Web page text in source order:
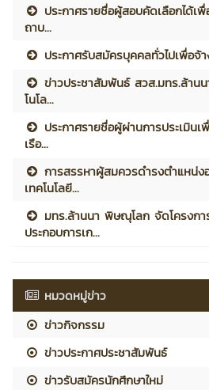
ประกาศรายชื่อผู้สอบคัดเลือกได้เ
ถาบ...
ประกาศรับสมัครบุคคลทั่วไปเพื่อจ้
ข่าวประชาสัมพันธ์ สวส.มทร.ล้าน
โนโล...
ประกาศรายชื่อผู้ผ่านการประเมิน
เรือ...
การสรรหาผู้สมควรดำรงตำแหน่
เทคโนโลยี...
มทร.ล้านนา พิษณุโลก จัดโครง
ประกอบการเก...
หมวดหมู่ข่าว
ข่าวกิจกรรม
ข่าวประกาศประชาสัมพันธ์
ข่าวรับสมัครนักศึกษาใหม่